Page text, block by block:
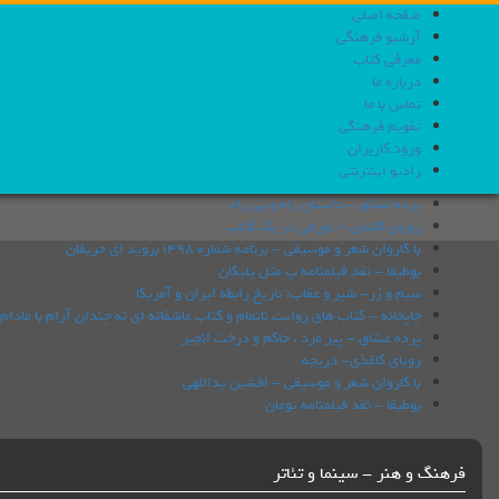
صفحه اصلی
آرشیو فرهنگی
معرفی کتاب
درباره ما
تماس با ما
تقویم فرهنگی
ورود کاربران
رادیو اینترنتی
پرده عشاق - داستان راه و بی راه
رویای کاغذی - تورقی در یک کتاب
با کاروان شعر و موسیقی - برنامه شماره 498؛ بروید ای حریفان
بوطیقا - نقد فیلمنامه پ مثل پلیکان
سیم و زر- شیر و عقاب؛ تاریخ رابطه ایران و آمریکا
چاپخانه - كتاب های روایت ناتمام و کتاب عاشقانه ای نه چندان آرام با
پرده عشاق - پیر مرد ، حاکم و درخت انجیر
رویای کاغذی- دریچه
با کاروان شعر و موسیقی - افشین یداللهی
بوطیقا - نقد فیلمنامه تومان
فرهنگ و هنر - سینما و تئاتر